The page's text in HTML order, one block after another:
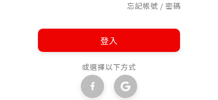
忘記帳號 / 密碼
登入
或選擇以下方式